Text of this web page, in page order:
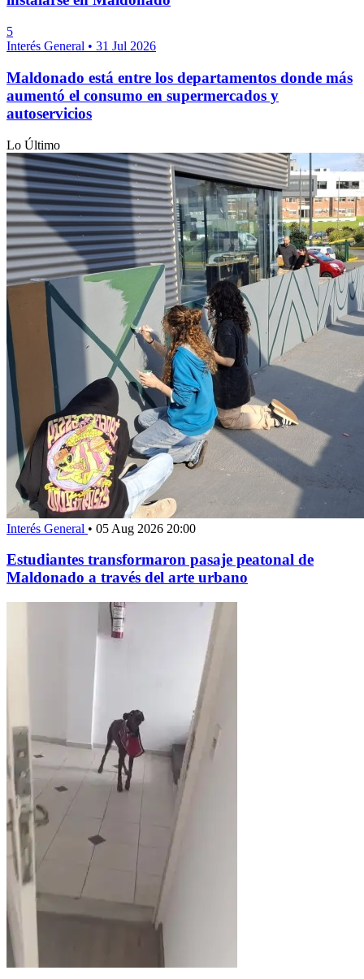
5
Interés General • 31 Jul 2026
Maldonado está entre los departamentos donde más
aumentó el consumo en supermercados y
autoservicios
Lo Último
Interés General • 05 Aug 2026 20:00
Estudiantes transformaron pasaje peatonal de
Maldonado a través del arte urbano